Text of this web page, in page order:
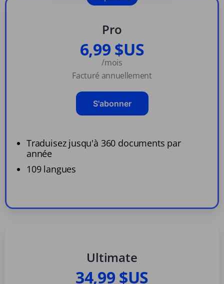
Pro
6,99 $US
/mois
Facturé annuellement
S'abonner
Traduisez jusqu'à 360 documents par
année
109 langues
Ultimate
34,99 $US